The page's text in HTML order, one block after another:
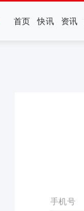
首页 快讯 资讯
手机号